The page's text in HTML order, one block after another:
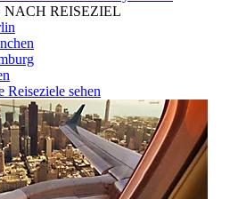
NACH REISEZIEL
Reiseziele sehen